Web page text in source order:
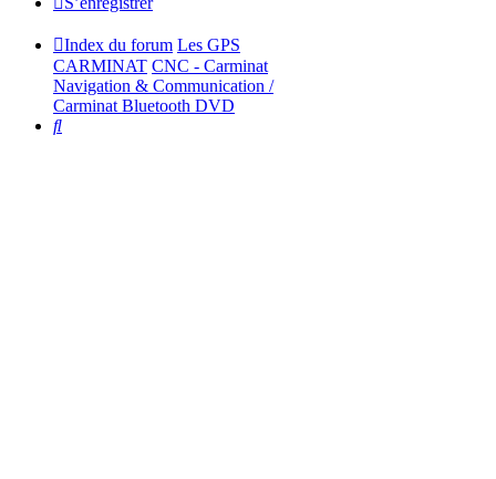
Index du forum Les GPS
CARMINAT CNC - Carminat
Navigation & Communication /
Carminat Bluetooth DVD
Rechercher